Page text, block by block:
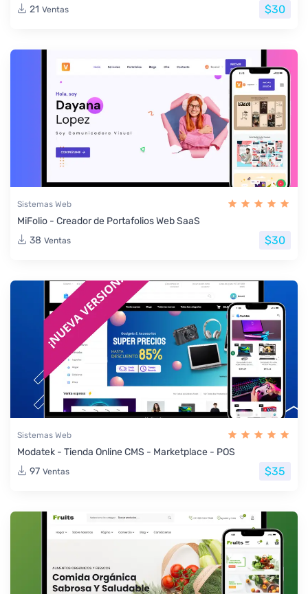
21 Ventas $30
Sistemas Web
MiFolio - Creador de Portafolios Web SaaS
38 Ventas $30
Sistemas Web
Modatek - Tienda Online CMS - Marketplace - POS
97 Ventas $35